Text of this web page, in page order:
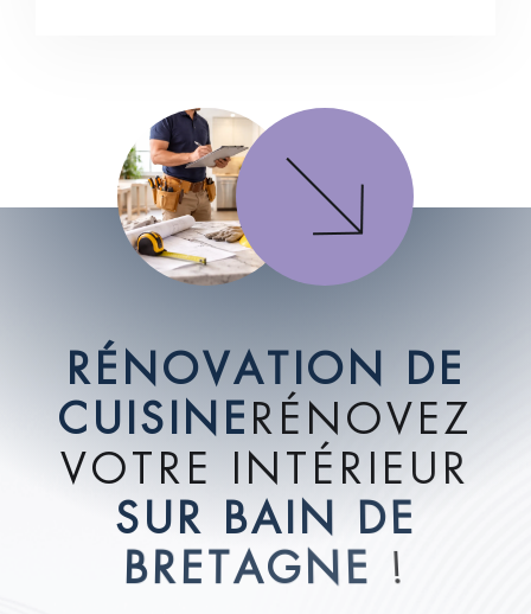
RÉ NOVATION DE
CUISI N ERÉ NOVEZ
VOTRE I NTÉ RI EUR
SUR BAIN DE
BRETAGNE !